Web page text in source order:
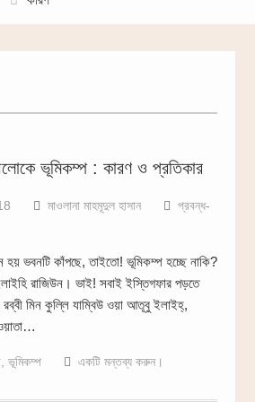
ভূমিকম্প : কারণ ও প্রতিকার
মাওলানা মাহমূদুল হাসান
প্রবন্ধ-
ভবনটি কাঁপছে, তাইতো! ভূমিকম্প হচ্ছে নাকি?
রাজিউন। ভাই! সবাই ইস্তিগফার পড়তে
মিন কুল্লি যাম্বিউ ওয়া আতূবু ইলাইহ্,
, ভূমিকম্প একটি মন্তব্য করুন।